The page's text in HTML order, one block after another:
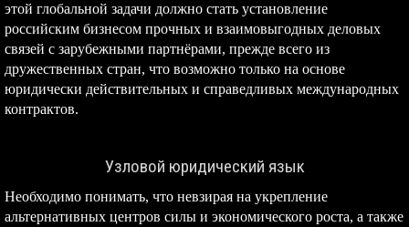
этой глобальной задачи должно стать установление
российским бизнесом прочных и взаимовыгодных деловых
связей с зарубежными партнёрами, прежде всего из
дружественных стран, что возможно только на основе
юридически действительных и справедливых международных
контрактов.
Узловой юридический язык
Необходимо понимать, что невзирая на укрепление
альтернативных центров силы и экономического роста, а также